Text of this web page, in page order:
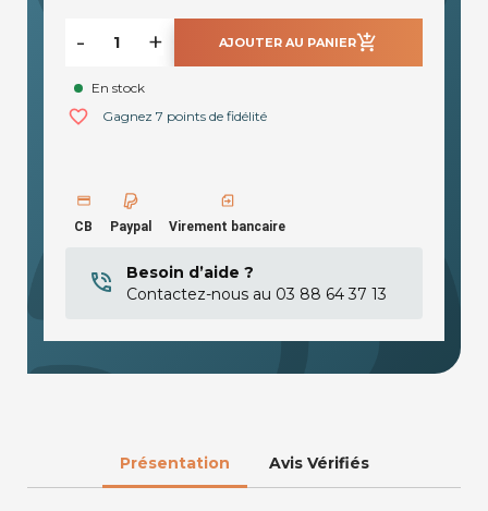
- + AJOUTER AU PANIERadd_shopping_cart
En stock
favorite_border Gagnez 7 points de fidélité
CB Paypal Virement bancaire
Besoin d’aide ?
Contactez-nous au 03 88 64 37 13
Présentation Avis Vérifiés